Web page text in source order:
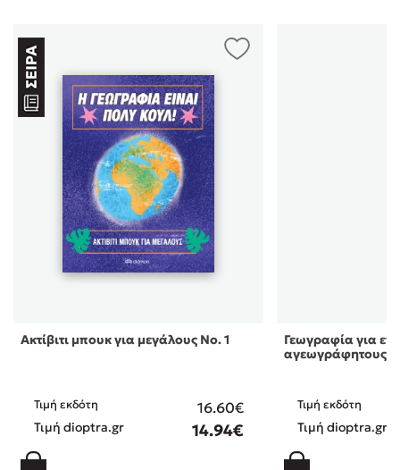
Ακτίβιτι μπουκ για μεγάλους Νο. 1
Τιμή εκδότη 16.60€
Τιμή dioptra.gr 14.94€
Γεωγραφία για
αγεωγράφητους
Τιμή εκδότη
Τιμή dioptra.gr